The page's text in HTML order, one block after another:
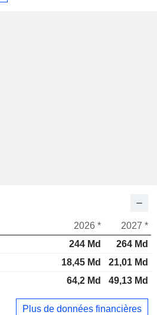
2026 *
2027 *
244 Md
264 Md
18,45 Md
21,01 Md
64,2 Md 49,13 Md
Plus de données financières